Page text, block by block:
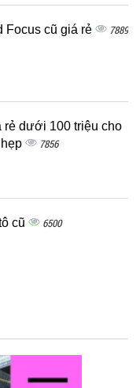
Focus cũ giá rẻ 7889
rẻ dưới 100 triệu cho
7856
cũ 6500